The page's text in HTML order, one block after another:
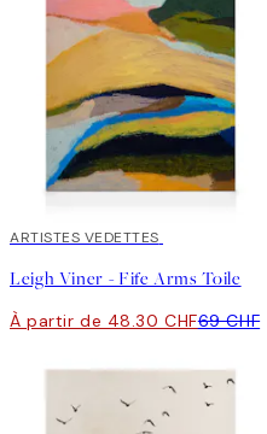
30%*
ARTISTES VEDETTES
Leigh Viner - Fife Arms Toile
À partir de 48.30 CHF69 CHF